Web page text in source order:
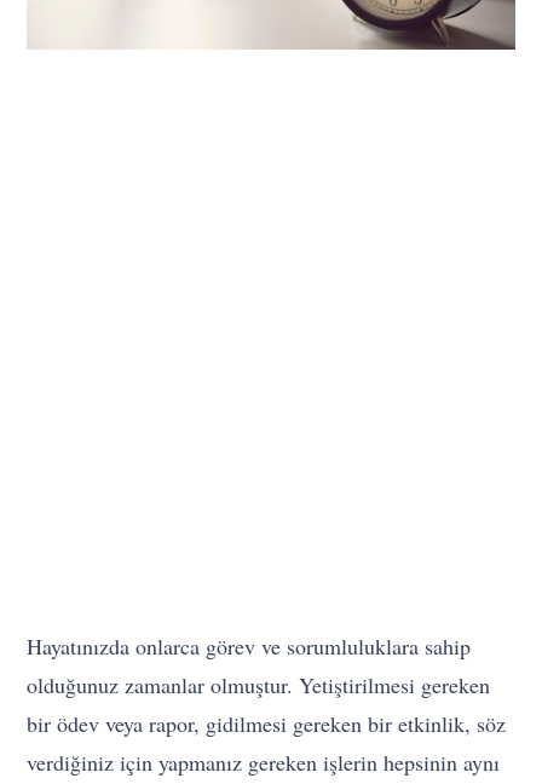
Hayatınızda onlarca görev ve sorumluluklara sahip
olduğunuz zamanlar olmuştur. Yetiştirilmesi gereken
bir ödev veya rapor, gidilmesi gereken bir etkinlik, söz
verdiğiniz için yapmanız gereken işlerin hepsinin aynı